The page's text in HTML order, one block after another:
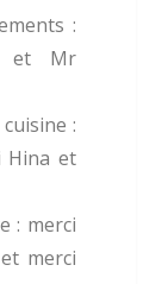
:
et Mr
:
Hina et
: merci
merci